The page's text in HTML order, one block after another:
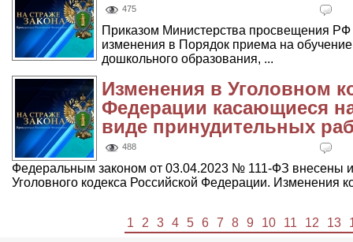
475
Приказом Министерства просвещения
изменения в Порядок приема на
дошкольного образования, ...
Изменения в Уголовном
Федерации касающиеся
виде принудительных
488
Федеральным законом от 03.04.2023 № 111-ФЗ внесены
Уголовного кодекса Российской Федерации. Изменения
1 2 3 4 5 6 7 8 9 10 11 12 13